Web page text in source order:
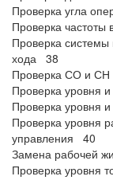
Проверка угла
Проверка
Проверка
хода 38
Проверка СО и СН
Проверка уровня
Проверка уровня
Проверка уровня
управления 40
Замена рабочей
Проверка уровня